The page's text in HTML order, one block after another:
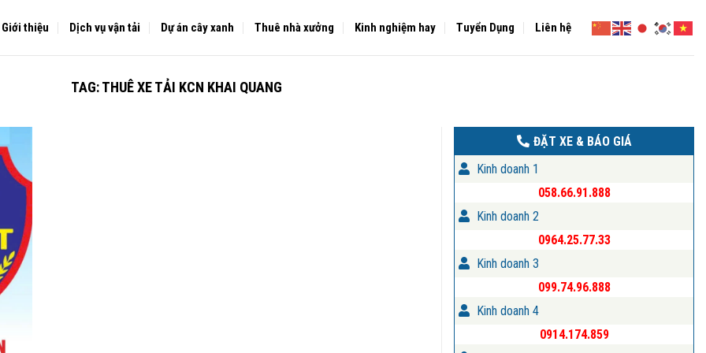
Giới thiệu Dịch vụ vận tải Dự án cây xanh Thuê nhà xưởng Kinh nghiệm hay Tuyển Dụng Liên hệ
TAG:THUÊ XE TẢI KCN KHAI QUANG
ĐẶT XE & BÁO GIÁ
Kinh doanh 1
058.66.91.888
Kinh doanh 2
0964.25.77.33
Kinh doanh 3
099.74.96.888
Kinh doanh 4
0914.174.859